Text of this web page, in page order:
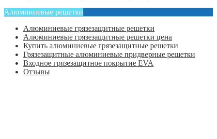
Алюминиевые решетки
Алюминиевые грязезащитные решетки
Алюминиевые грязезащитные решетки цена
Купить алюминиевые грязезащитные решетки
Грязезащитные алюминиевые придверные решетки
Входное грязезащитное покрытие EVA
Отзывы